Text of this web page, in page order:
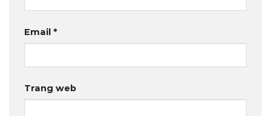
Email *
Trang web